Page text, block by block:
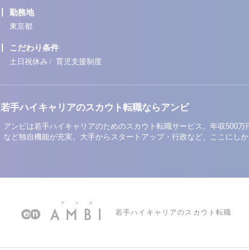
勤務地
東京都
こだわり条件
土日祝休み / 育児支援制度
若手ハイキャリアのスカウト転職ならアンビ
アンビは若手ハイキャリアのためのスカウト転職サービス。年収500
など独自機能が充実。大手からスタートアップ・行政など、ここにしか
若手ハイキャリアのスカウト転職